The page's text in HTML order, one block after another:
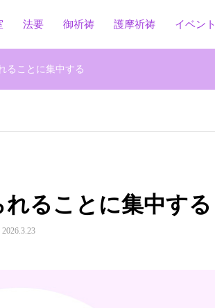
法要 御祈祷 護摩祈祷 イベント
ることに集中する
ることに集中する
2026.3.23